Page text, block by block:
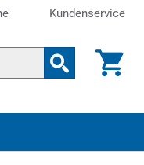
Kundenservice